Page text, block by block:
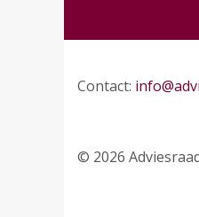
Contact:
© 2026